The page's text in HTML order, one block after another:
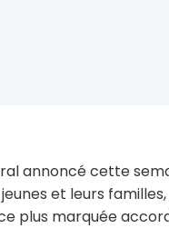
annoncé cette
et leurs
plus marquée